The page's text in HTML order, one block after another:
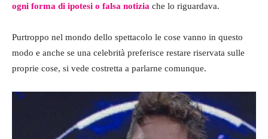
ogni forma di ipotesi o falsa notizia che lo riguardava.
Purtroppo nel mondo dello spettacolo le cose vanno in questo
modo e anche se una celebrità preferisce restare riservata sulle
proprie cose, si vede costretta a parlarne comunque.